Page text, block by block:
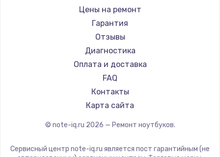
Ремонт ноутбуков iru
Ремонт ноутбуков Machenike
Ремонт ноутбуков DEXP
Ремонт ноутбуков Teclast
Ремонт ноутбуков CHUWI
Ремонт ноутбуков Colorful
Gigabyte
Aorus
Maibenben
Getac
Epson
Philips
LG
Panasonic
Цены на ремонт
Гарантия
Отзывы
Диагностика
Оплата и доставка
FAQ
Контакты
Карта сайта
© note-iq.ru 2026 — Ремонт ноутбуков.
Сервисный центр note-iq.ru является пост гарантийным (не